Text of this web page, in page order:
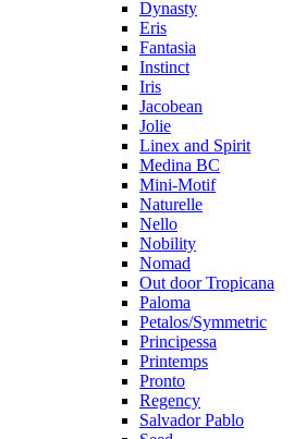
Dynasty
Eris
Fantasia
Instinct
Iris
Jacobean
Jolie
Linex and Spirit
Medina BC
Mini-Motif
Naturelle
Nello
Nobility
Nomad
Out door Tropicana
Paloma
Petalos/Symmetric
Principessa
Printemps
Pronto
Regency
Salvador Pablo